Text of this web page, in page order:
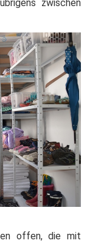
zwischen
offen, die mit